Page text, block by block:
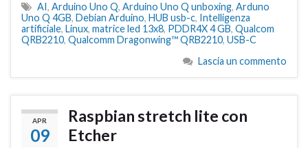
AI, Arduino Uno Q, Arduino Uno Q unboxing, Arduno
Uno Q 4GB, Debian Arduino, HUB usb-c, Intelligenza
artificiale, Linux, matrice led 13x8, PDDR4X 4 GB, Qualcom
QRB2210, Qualcomm Dragonwing™ QRB2210, USB-C
Lascia un commento
APR
09
Raspbian stretch lite con
Etcher